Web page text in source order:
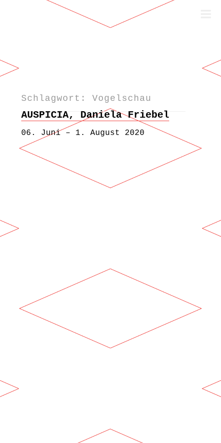
Zum Inhalt springen
Schlagwort: Vogelschau
AUSPICIA, Daniela Friebel
06. Juni – 1. August 2020